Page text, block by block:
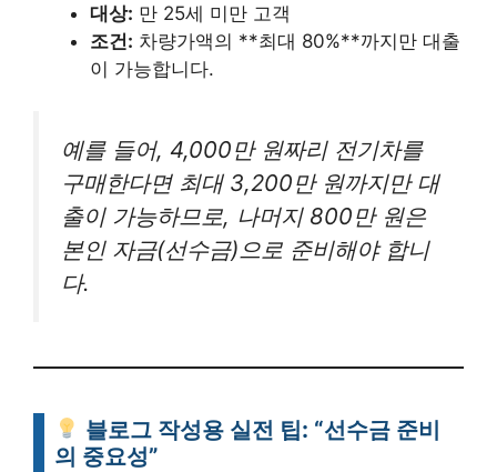
대상: 만 25세 미만 고객
조건: 차량가액의 **최대 80%**까지만 대출
이 가능합니다.
예를 들어, 4,000만 원짜리 전기차를
구매한다면 최대 3,200만 원까지만 대
출이 가능하므로, 나머지 800만 원은
본인 자금(선수금)으로 준비해야 합니
다.
블로그 작성용 실전 팁: “선수금 준비
의 중요성”